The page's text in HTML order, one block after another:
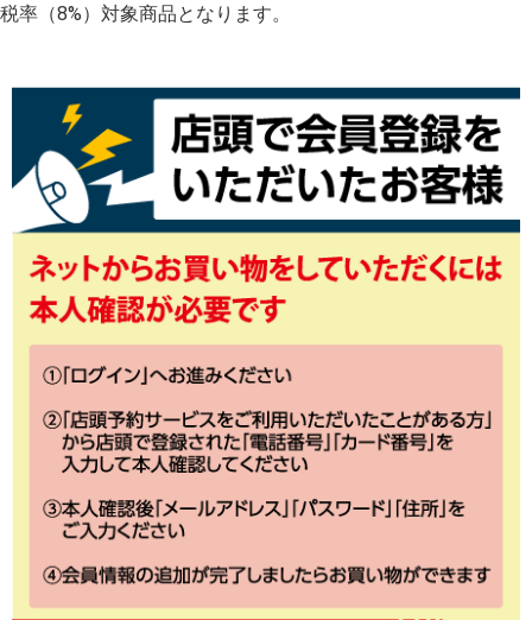
税率（8%）対象商品となります。